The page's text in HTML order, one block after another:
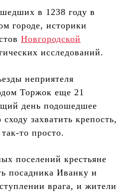
в 1238 году в
городе, историки
Новгородской
исследований.
неприятеля
Торжок еще 21
день подошедшее
захватить крепость,
то просто.
поселений крестьяне
посадника Иванку и
врага, и жители